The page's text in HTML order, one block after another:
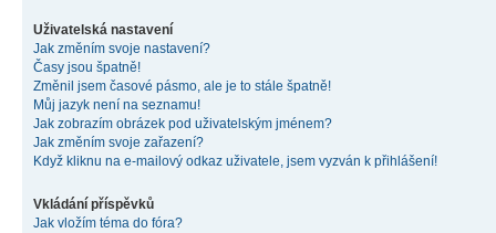
Uživatelská nastavení
Jak změním svoje nastavení?
Časy jsou špatně!
Změnil jsem časové pásmo, ale je to stále špatně!
Můj jazyk není na seznamu!
Jak zobrazím obrázek pod uživatelským jménem?
Jak změním svoje zařazení?
Když kliknu na e-mailový odkaz uživatele, jsem vyzván k přihlášení!
Vkládání příspěvků
Jak vložím téma do fóra?